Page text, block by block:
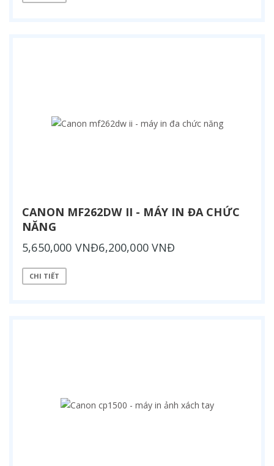
CANON MF262DW II - MÁY IN ĐA CHỨC
NĂNG
5,650,000 VNĐ6,200,000 VNĐ
CHI TIẾT